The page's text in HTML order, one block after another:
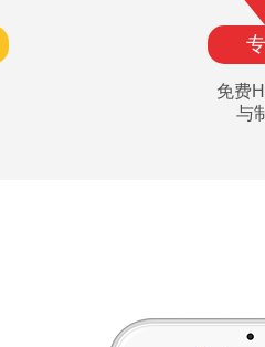
免费
与